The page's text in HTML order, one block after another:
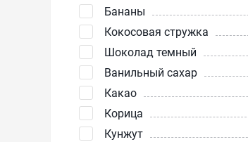
Бананы
Кокосовая стружка
Шоколад темный
Ванильный сахар
Какао
Корица
Кунжут